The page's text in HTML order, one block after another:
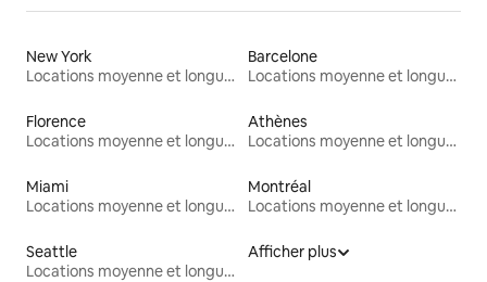
New York
Locations moyenne et longue durée
Barcelone
Locations moyenne et longue durée
Florence
Locations moyenne et longue durée
Athènes
Locations moyenne et longue durée
Miami
Locations moyenne et longue durée
Montréal
Locations moyenne et longue durée
Seattle
Locations moyenne et longue durée
Afficher plus